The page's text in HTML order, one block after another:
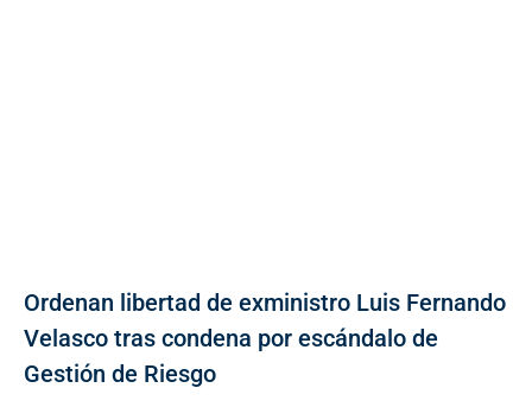
Ordenan libertad de exministro Luis Fernando
Velasco tras condena por escándalo de
Gestión de Riesgo